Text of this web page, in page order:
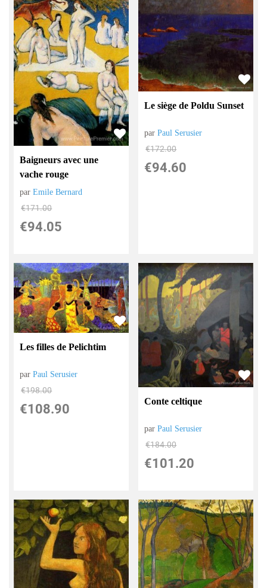
Baigneurs avec une
vache rouge
parEmile Bernard
€171.00
€94.05
Le siège de Poldu Sunset
parPaul Serusier
€172.00
€94.60
Les filles de Pelichtim
parPaul Serusier
€198.00
€108.90
Conte celtique
parPaul Serusier
€184.00
€101.20